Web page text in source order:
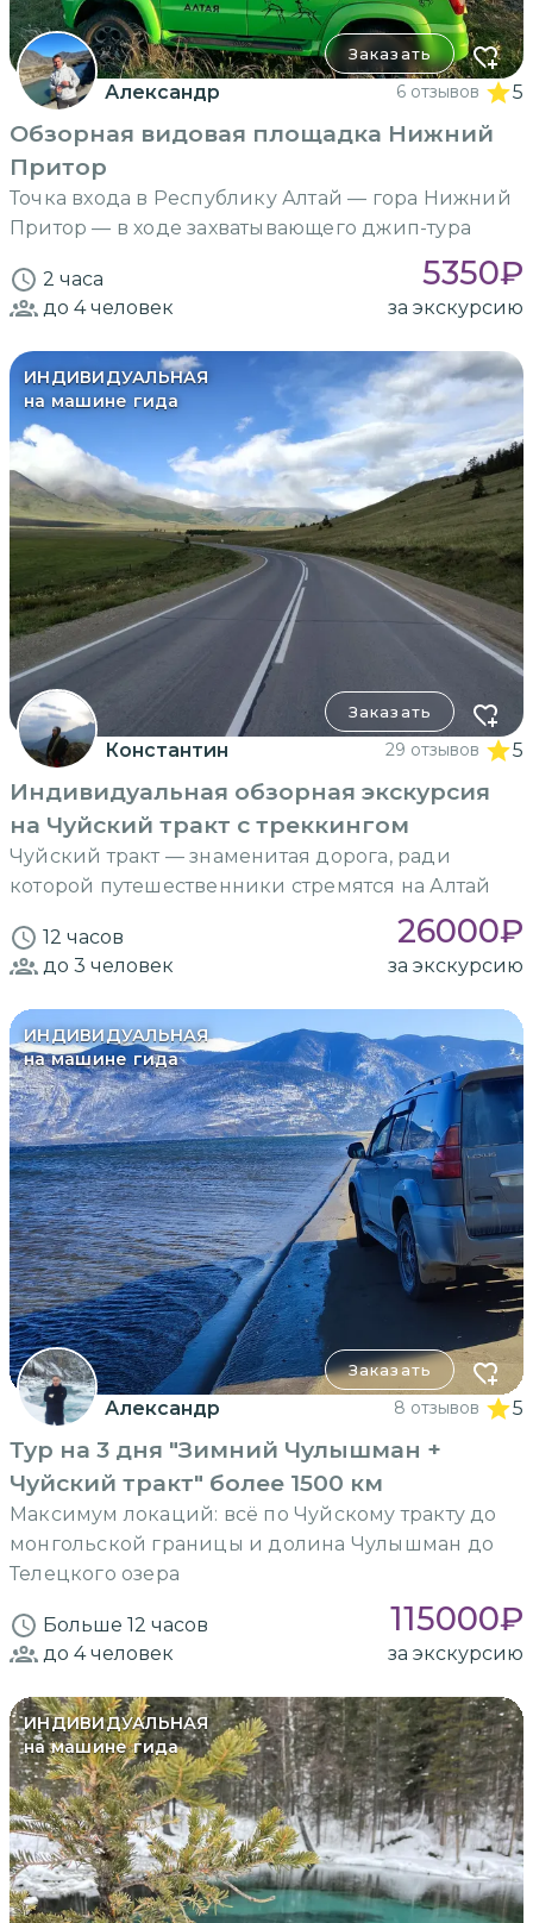
Заказать
Александр 6 отзывов 5
Обзорная видовая площадка Нижний
Притор
Точка входа в Республику Алтай — гора Нижний
Притор — в ходе захватывающего джип-тура
2 часа 5350₽
до 4человек за экскурсию
ИНДИВИДУАЛЬНАЯ
на машине гида
Заказать
Константин 29 отзывов 5
Индивидуальная обзорная экскурсия
на Чуйский тракт с треккингом
Чуйский тракт — знаменитая дорога, ради
которой путешественники стремятся на Алтай
12 часов 26000₽
до 3 человек за экскурсию
ИНДИВИДУАЛЬНАЯ
на машине гида
Заказать
Александр 8 отзывов 5
Тур на 3 дня "Зимний Чулышман +
Чуйский тракт" более 1500 км
Максимум локаций: всё по Чуйскому тракту до
монгольской границы и долина Чулышман до
Телецкого озера
Больше 12 часов 115000₽
до 4человек за экскурсию
ИНДИВИДУАЛЬНАЯ
на машине гида